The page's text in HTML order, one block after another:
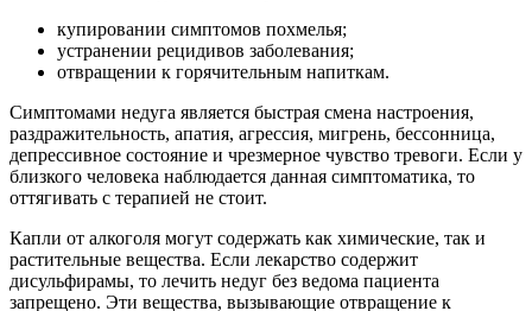
купировании симптомов похмелья;
устранении рецидивов заболевания;
отвращении к горячительным напиткам.
Симптомами недуга является быстрая смена настроения,
раздражительность, апатия, агрессия, мигрень, бессонница,
депрессивное состояние и чрезмерное чувство тревоги. Если у
близкого человека наблюдается данная симптоматика, то
оттягивать с терапией не стоит.
Капли от алкоголя могут содержать как химические, так и
растительные вещества. Если лекарство содержит
дисульфирамы, то лечить недуг без ведома пациента
запрещено. Эти вещества, вызывающие отвращение к